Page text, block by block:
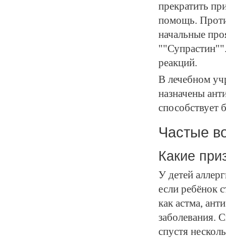
прекратить
помощь.
начальные
""Супрастин"".
реакций.
В лечебном
назначены
способствует
Частые
Какие
У детей
если ребёнок
как астма,
заболевания.
спустя